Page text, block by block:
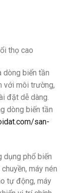
thọ cao
dòng biến tần
với môi trường,
đặt dễ dàng.
dòng biến tần
san-
dụng phổ biến
máy nén
tự động, máy